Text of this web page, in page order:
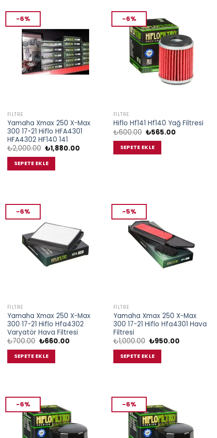
-6%
FILTRE
Yamaha Xmax 250 X-Max
300 17-21 Hiflo HFA4301
HFA4302 HF140 141
₺2,000.00 Orijinal
fiyat:
₺2,000.00.
₺1,880.00Şu
SEPETE EKLE
-6%
FILTRE
Hiflo Hf141 Hf140 Yağ Filtresi
₺600.00 Orijinal
₺600.00.
₺565.00Şu
SEPETE EKLE
-6%
FILTRE
Yamaha Xmax 250 X-Max
300 17-21 Hiflo Hfa4302
Varyatör Hava Filtresi
₺700.00 Orijinal
₺700.00.
₺660.00Şu
SEPETE EKLE
-5%
FILTRE
Yamaha Xmax 250 X-Max
300 17-21 Hiflo Hfa4301 Hava
Filtresi
₺1,000.00 Orijinal
₺1,000.00.
₺950.00Şu
SEPETE EKLE
-6% -6%